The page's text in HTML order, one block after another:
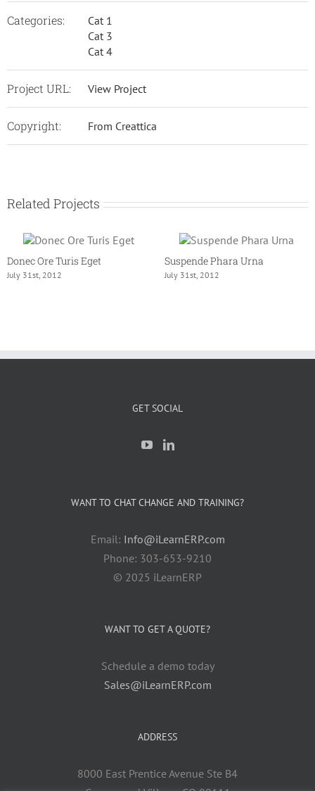
Categories:
Cat 1
Cat 3
Cat 4
Project URL: View Project
Copyright: From Creattica
Related Projects
Donec Ore Turis Eget
July 31st, 2012
Suspende Phara Urna
July 31st, 2012
GET SOCIAL
WANT TO CHAT CHANGE AND TRAINING?
Email: Info@iLearnERP.com
Phone: 303-653-9210
© 2025 iLearnERP
WANT TO GET A QUOTE?
Schedule a demo today
Sales@iLearnERP.com
ADDRESS
8000 East Prentice Avenue Ste B4